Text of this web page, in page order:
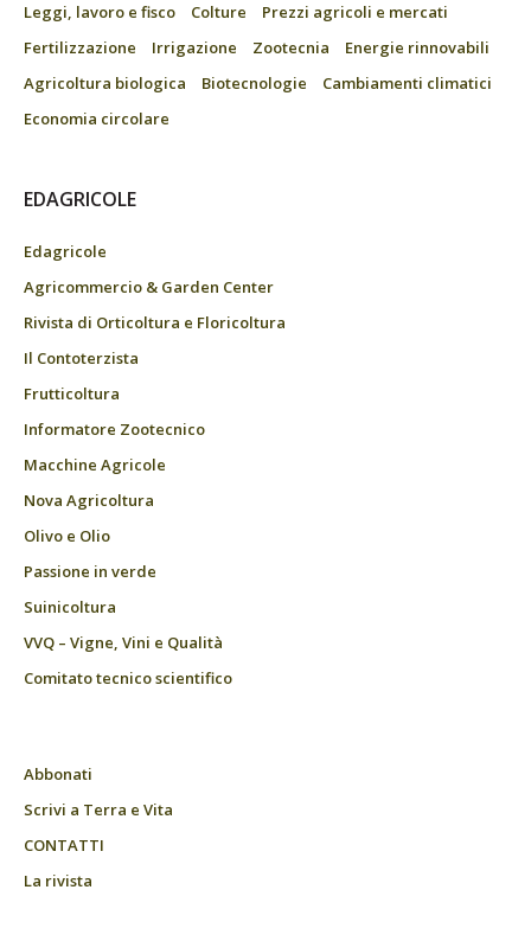
Leggi, lavoro e fisco
Colture
Prezzi agricoli e mercati
Fertilizzazione
Irrigazione Zootecnia
Energie rinnovabili
Agricoltura biologica
Biotecnologie
Cambiamenti climatici
Economia circolare
EDAGRICOLE
Edagricole
Agricommercio & Garden Center
Rivista di Orticoltura e Floricoltura
Il Contoterzista
Frutticoltura
Informatore Zootecnico
Macchine Agricole
Nova Agricoltura
Olivo e Olio
Passione in verde
Suinicoltura
VVQ – Vigne, Vini e Qualità
Comitato tecnico scientifico
Abbonati
Scrivi a Terra e Vita
CONTATTI
La rivista